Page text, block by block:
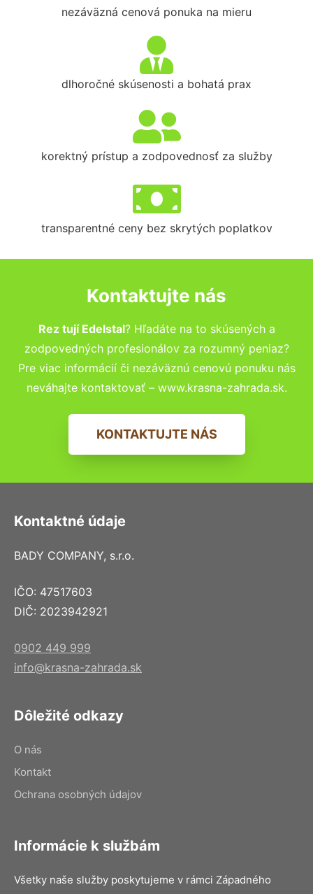
nezáväzná cenová ponuka na mieru
dlhoročné skúsenosti a bohatá prax
korektný prístup a zodpovednosť za služby
transparentné ceny bez skrytých poplatkov
Kontaktujte nás
Rez tují Edelstal? Hľadáte na to skúsených a
zodpovedných profesionálov za rozumný peniaz?
Pre viac informácií či nezáväznú cenovú ponuku nás
neváhajte kontaktovať – www.krasna-zahrada.sk.
KONTAKTUJTE NÁS
Kontaktné údaje
BADY COMPANY, s.r.o.
IČO: 47517603
DIČ: 2023942921
0902 449 999
info@krasna-zahrada.sk
Dôležité odkazy
O nás
Kontakt
Ochrana osobných údajov
Informácie k službám
Všetky naše služby poskytujeme v rámci Západného